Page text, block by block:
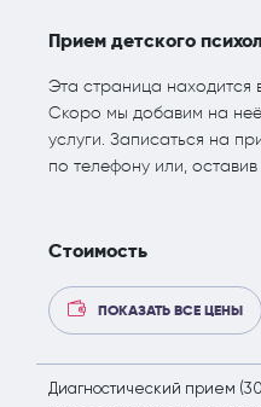
Прием детского
Эта страница находится
Скоро мы добавим на
услуги. Записаться на
по телефону или, оставив
Стоимость
ПОКАЗАТЬ ВСЕ ЦЕНЫ
Диагностический прием